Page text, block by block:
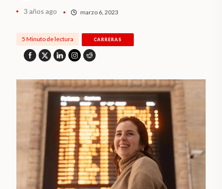
3 años ago marzo 6, 2023
5 Minuto de lectura CARRERAS